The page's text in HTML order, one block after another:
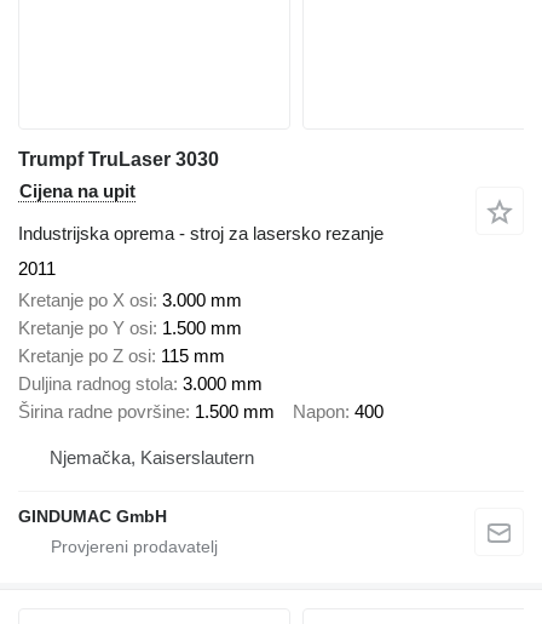
Trumpf TruLaser 3030
Cijena na upit
Industrijska oprema - stroj za lasersko rezanje
2011
Kretanje po X osi 3.000 mm
Kretanje po Y osi 1.500 mm
Kretanje po Z osi 115 mm
Duljina radnog stola 3.000 mm
Širina radne površine 1.500 mm Napon 400
Njemačka, Kaiserslautern
GINDUMAC GmbH